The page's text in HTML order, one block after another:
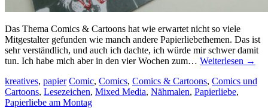
Das Thema Comics & Cartoons hat wie erwartet nicht so viele
Mitgestalter gefunden wie manch andere Papierliebethemen. Das ist
sehr verständlich, und auch ich dachte, ich würde mir schwer damit
tun. Ich habe mich aber in den vier Wochen zum… Weiterlesen →
kreatives, papier Comic, Comics, Comics & Cartoons, Comics und
Cartoons, Lesezeichen, Mixed Media, Nähmalen, Papierliebe,
Papierliebe am Montag